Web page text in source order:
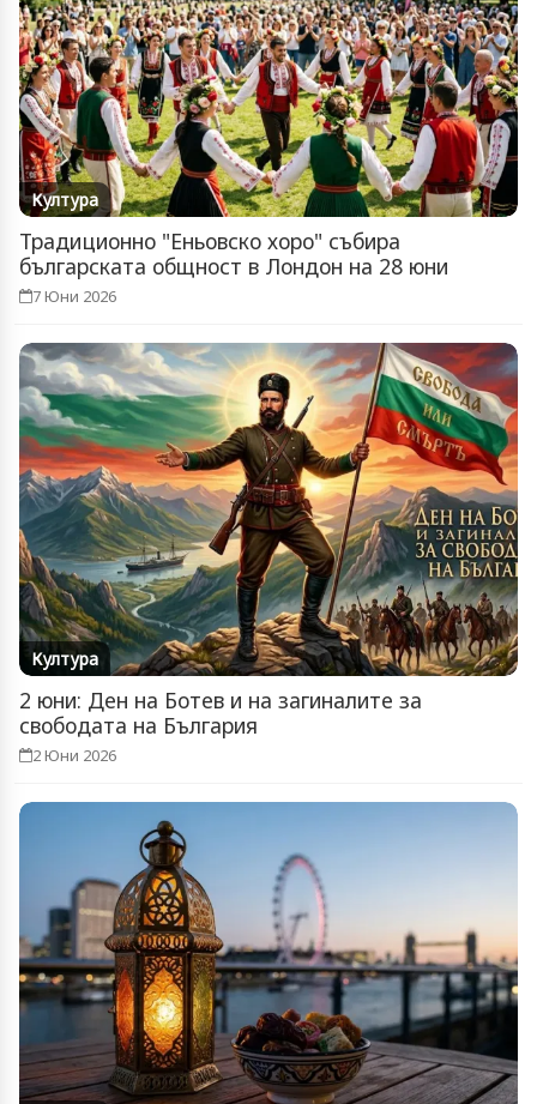
Култура
Традиционно "Еньовско хоро" събира
българската общност в Лондон на 28 юни
7 Юни 2026
Култура
2 юни: Ден на Ботев и на загиналите за
свободата на България
2 Юни 2026